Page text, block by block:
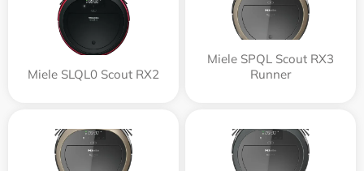
Miele SLQL0 Scout RX2
Miele SPQL Scout RX3
Runner